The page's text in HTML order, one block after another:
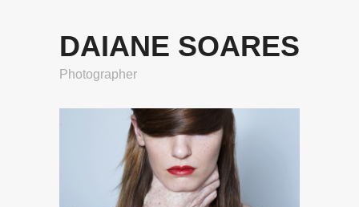
DAIANE SOARES
Photographer